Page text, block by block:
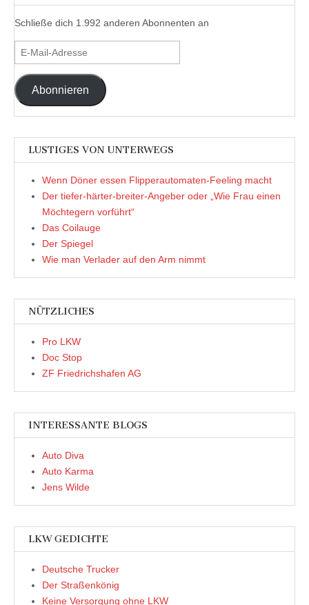
Schließe dich 1.992 anderen Abonnenten an
E-
Mail-
Adresse
Abonnieren
LUSTIGES VON UNTERWEGS
Wenn Döner essen Flipperautomaten-Feeling macht
Der tiefer-härter-breiter-Angeber oder „Wie Frau einen
Möchtegern vorführt“
Das Coilauge
Der Spiegel
Wie man Verlader auf den Arm nimmt
NÜTZLICHES
Pro LKW
Doc Stop
ZF Friedrichshafen AG
INTERESSANTE BLOGS
Auto Diva
Auto Karma
Jens Wilde
LKW GEDICHTE
Deutsche Trucker
Der Straßenkönig
Keine Versorgung ohne LKW